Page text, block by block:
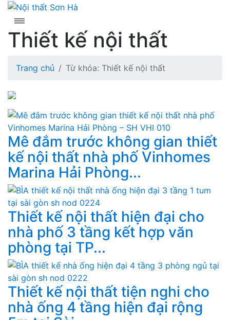
Skip
content
Thiết kế nội thất
Trang chủ Từ khóa: Thiết kế nội thất
Mê đắm trước không gian thiết
kế nội thất nhà phố Vinhomes
Marina Hải Phòng...
Thiết kế nội thất hiện đại cho
nhà phố 3 tầng kết hợp văn
phòng tại TP...
Thiết kế nội thất tiện nghi cho
nhà ống 4 tầng hiện đại rộng